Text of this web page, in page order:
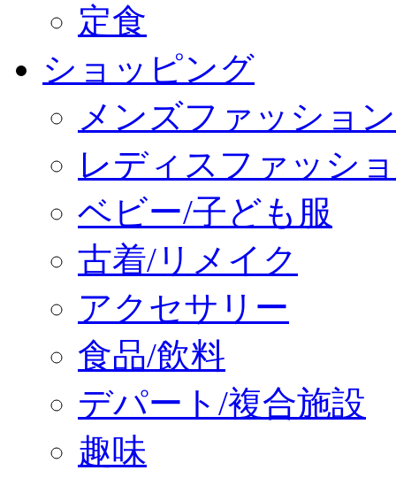
定食
ショッピング
メンズファッション
レディスファッシ
ベビー/子ども服
古着/リメイク
アクセサリー
食品/飲料
デパート/複合施設
趣味